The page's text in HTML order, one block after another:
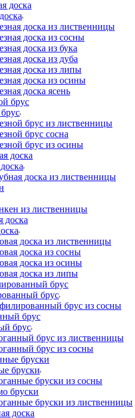
доска из лиственницы
доска из сосны
доска из бука
доска из дуба
доска из липы
доска из осины
доска ясень
брус из лиственницы
брус сосна
брус из осины
доска из лиственницы
из лиственницы
доска из лиственницы
доска из сосны
доска из осины
доска из липы
брус
брус из сосны
брус
брус из лиственницы
брус из сосны
бруски
бруски из сосны
бруски
бруски из лиственницы